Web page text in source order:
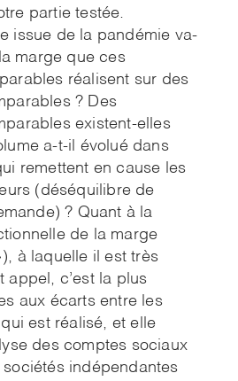
partie testée.
issue de la pandémie va-
marge que ces
réalisent sur des
? Des
existent-elles
a-t-il évolué dans
remettent en cause les
(déséquilibre de
? Quant à la
de la marge
à laquelle il est très
appel, c’est la plus
aux écarts entre les
est réalisé, et elle
des comptes sociaux
indépendantes